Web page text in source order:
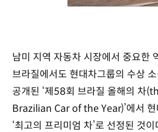
남미 지역 자동차 시장에서 중요한
브라질에서도 현대차그룹의 수상
공개된 ‘제58회 브라질 올해의
Brazilian Car of the Year)’에서
‘최고의 프리미엄 차’로 선정된 것